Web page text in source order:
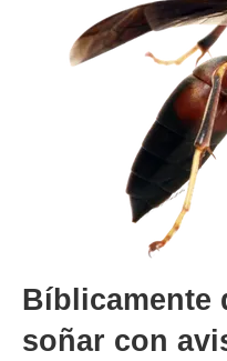
Bíblicamente
soñar con